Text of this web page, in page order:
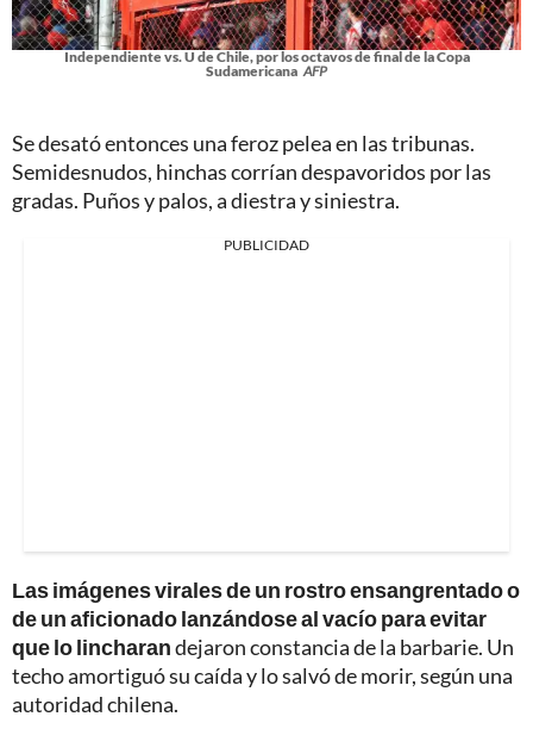
Independiente vs. U de Chile, por los octavos de final de la Copa
Sudamericana AFP
Se desató entonces una feroz pelea en las tribunas.
Semidesnudos, hinchas corrían despavoridos por las
gradas. Puños y palos, a diestra y siniestra.
PUBLICIDAD
Las imágenes virales de un rostro ensangrentado o
de un aficionado lanzándose al vacío para evitar
que lo lincharandejaron constancia de la barbarie. Un
techo amortiguó su caída y lo salvó de morir, según una
autoridad chilena.